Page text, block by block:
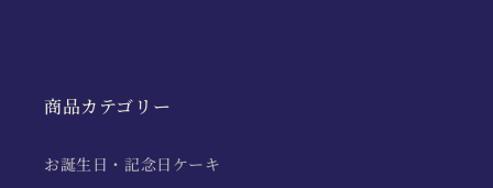
商品カテゴリー
お誕生日・記念日ケーキ